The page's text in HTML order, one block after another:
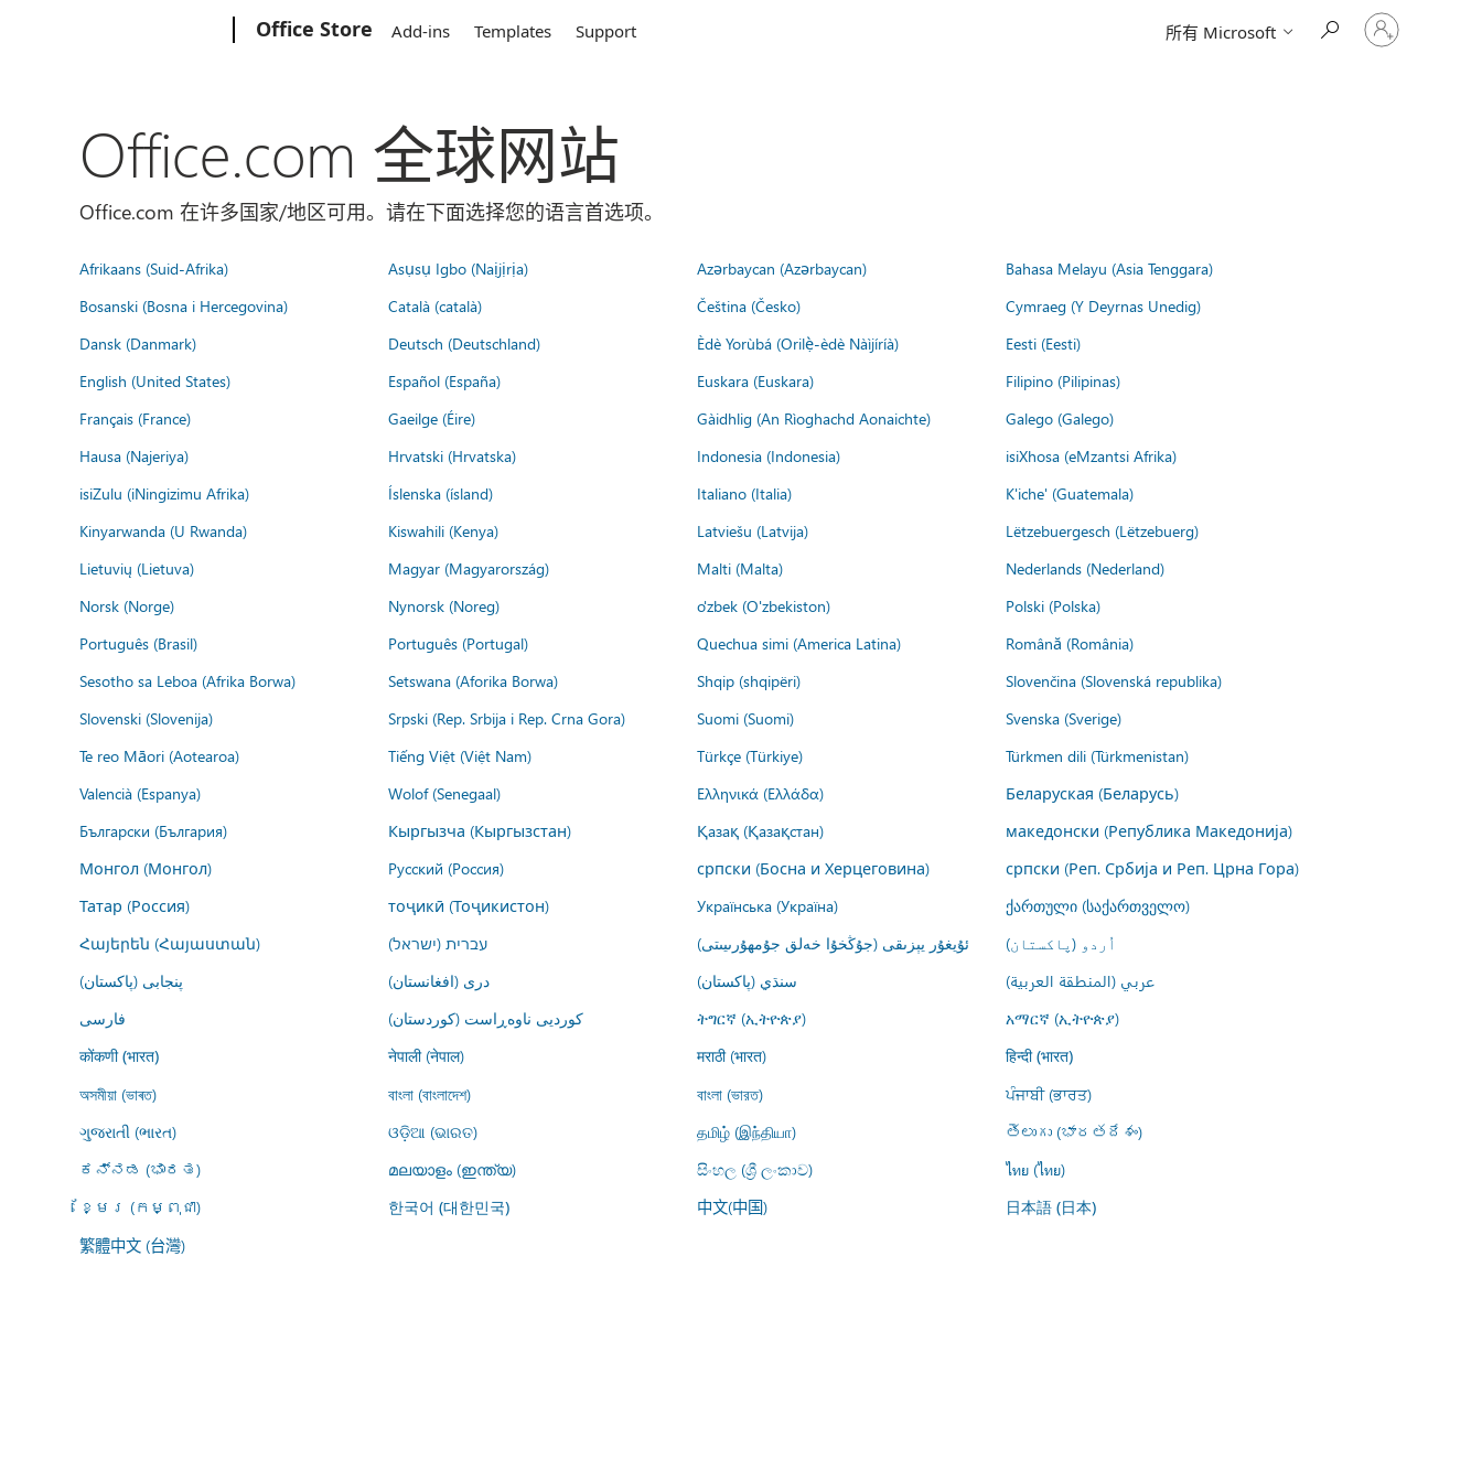
Office Store Add-ins Templates Support 所有 Microsoft
请
登
Office.com 全球网站
Office.com 在许多国家/地区可用。请在下面选择您的语言首选项。
Afrikaans (Suid-Afrika) Asụsụ Igbo (Naịjịrịa) Azərbaycan (Azərbaycan)
Bahasa Melayu (Asia Tenggara)
Bosanski (Bosna i Hercegovina)
Català (català) Čeština (Česko)
Cymraeg (Y Deyrnas Unedig)
Dansk (Danmark)
Deutsch (Deutschland) Èdè Yorùbá (Orilẹ̀-èdè Nàìjíríà)
Eesti (Eesti)
English (United States)
Español (España) Euskara (Euskara)
Filipino (Pilipinas)
Français (France)
Gaeilge (Éire) Gàidhlig (An Rìoghachd Aonaichte)
Galego (Galego)
Hausa (Najeriya)
Hrvatski (Hrvatska) Indonesia (Indonesia)
isiXhosa (eMzantsi Afrika)
isiZulu (iNingizimu Afrika)
Íslenska (ísland) Italiano (Italia)
K'iche' (Guatemala)
Kinyarwanda (U Rwanda)
Kiswahili (Kenya) Latviešu (Latvija)
Lëtzebuergesch (Lëtzebuerg)
Lietuvių (Lietuva)
Magyar (Magyarország) Malti (Malta)
Nederlands (Nederland)
Norsk (Norge)
Nynorsk (Noreg) o'zbek (O'zbekiston)
Polski (Polska)
Português (Brasil)
Português (Portugal) Quechua simi (America Latina)
Română (România)
Sesotho sa Leboa (Afrika Borwa)
Setswana (Aforika Borwa) Shqip (shqipëri)
Slovenčina (Slovenská republika)
Slovenski (Slovenija)
Srpski (Rep. Srbija i Rep. Crna Gora) Suomi (Suomi)
Svenska (Sverige)
Te reo Māori (Aotearoa)
Tiếng Việt (Việt Nam) Türkçe (Türkiye)
Türkmen dili (Türkmenistan)
Valencià (Espanya)
Wolof (Senegaal) Ελληνικά (Ελλάδα)
Беларуская (Беларусь)
Български (България)
Кыргызча (Кыргызстан) Қазақ (Қазақстан)
македонски (Република Македонија)
Монгол (Монгол)
Русский (Россия) српски (Босна и Херцеговина)
српски (Реп. Србија и Реп. Црна Гора)
Татар (Россия)
тоҷикӣ (Тоҷикистон) Українська (Україна)
ქართული (საქართველო)
Հայերեն (Հայաստան)
עברית (ישראל) ئۇيغۇر يېزىقى (جۇڭخۇا خەلق جۇمھۇرىيىتى)
اُردو (پاکستان)
پنجابی (پاکستان)
درى (افغانستان) سنڌي (پاکستان)
عربي (المنطقة العربية)
فارسى
کوردیی ناوەڕاست (کوردستان) ትግርኛ (ኢትዮጵያ) አማርኛ (ኢትዮጵያ)
कोंकणी (भारत) नेपाली (नेपाल) मराठी (भारत) हिन्दी (भारत)
অসমীয়া (ভাৰত) বাংলা (বাংলাদেশ) বাংলা (ভারত)
ਪੰਜਾਬੀ (ਭਾਰਤ)
ગુજરાતી (ભારત)
ଓଡ଼ିଆ (ଭାରତ) தமிழ் (இந்தியா)
తెలుగు (భారతదేశం)
ಕನ್ನಡ (ಭಾರತ)
മലയാളം (ഇന്ത്യ) සිංහල (ශ්‍රී ලංකාව)
ไทย (ไทย)
ខ្មែរ (កម្ពុជា)
한국어 (대한민국) 中文(中国) 日本語 (日本)
繁體中文 (台灣)